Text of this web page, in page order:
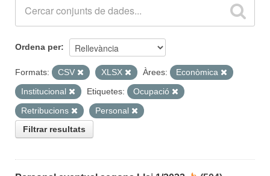
Ordena per
Formats: CSV XLSX Àrees:
Econòmica
Institucional
Etiquetes:
Ocupació
Retribucions
Personal
Filtrar resultats